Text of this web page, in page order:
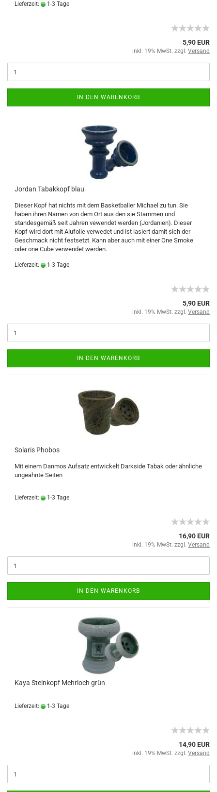
Lieferzeit: 1-3 Tage
5,90 EUR
inkl. 19% MwSt. zzgl. Versand
IN DEN WARENKORB
Jordan Tabakkopf blau
Dieser Kopf hat nichts mit dem Basketballer Michael zu tun. Sie
haben ihren Namen von dem Ort aus den sie Stammen und
standesgemäß seit Jahren vewendet werden (Jordanien). Dieser
Kopf wird dort mit Alufolie verwedet und ist lasiert damit sich der
Geschmack nicht festsetzt. Kann aber auch mit einer One Smoke
oder one Cube verwendet werden.
Lieferzeit: 1-3 Tage
5,90 EUR
inkl. 19% MwSt. zzgl. Versand
IN DEN WARENKORB
Solaris Phobos
Mit einem Danmos Aufsatz entwickelt Darkside Tabak oder ähnliche
ungeahnte Seiten
Lieferzeit: 1-3 Tage
16,90 EUR
inkl. 19% MwSt. zzgl. Versand
IN DEN WARENKORB
Kaya Steinkopf Mehrloch grün
Lieferzeit: 1-3 Tage
14,90 EUR
inkl. 19% MwSt. zzgl. Versand